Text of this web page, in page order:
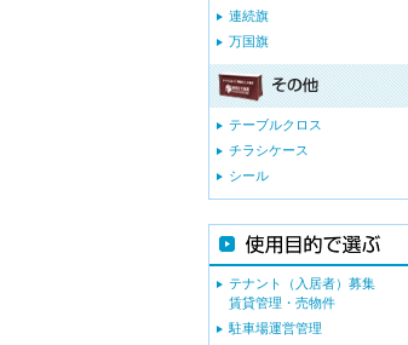
連続旗
万国旗
テーブルクロス
チラシケース
シール
テナント（入居者）募集
賃貸管理・売物件
駐車場運営管理